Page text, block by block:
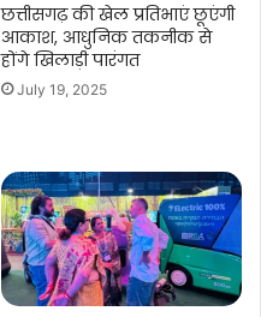
छत्तीसगढ़ की खेल प्रतिभाएं छूएंगी
आकाश, आधुनिक तकनीक से
होंगे खिलाड़ी पारंगत
July 19, 2025